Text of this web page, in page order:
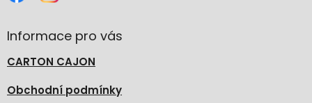
Informace pro vás
CARTON CAJON
Obchodní podmínky